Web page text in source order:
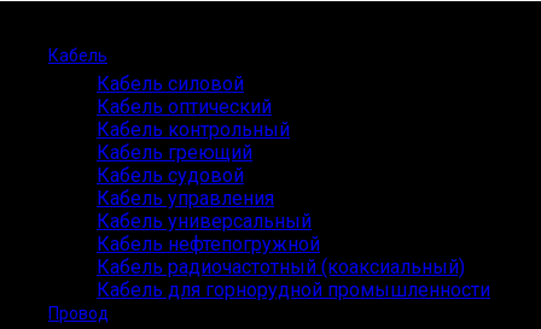
Кабель
Кабель силовой
Кабель оптический
Кабель контрольный
Кабель греющий
Кабель судовой
Кабель управления
Кабель универсальный
Кабель нефтепогружной
Кабель радиочастотный (коаксиальный)
Кабель для горнорудной промышленности
Провод